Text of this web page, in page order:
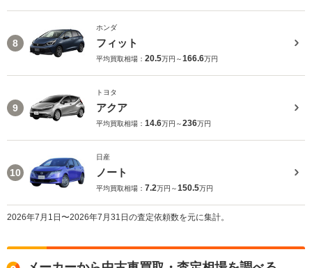
8
ホンダ
フィット
平均買取相場： 20.5万円～166.6万円
9
トヨタ
アクア
平均買取相場： 14.6万円～236万円
10
日産
ノート
平均買取相場： 7.2万円～150.5万円
2026年7月1日〜2026年7月31日の査定依頼数を元に集計。